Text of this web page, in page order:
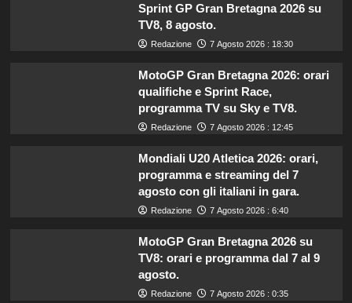
Sprint GP Gran Bretagna 2026 su
TV8, 8 agosto.
Redazione 7 Agosto 2026 : 18:30
MotoGP Gran Bretagna 2026: orari
qualifiche e Sprint Race,
programma TV su Sky e TV8.
Redazione 7 Agosto 2026 : 12:45
Mondiali U20 Atletica 2026: orari,
programma e streaming del 7
agosto con gli italiani in gara.
Redazione 7 Agosto 2026 : 6:40
MotoGP Gran Bretagna 2026 su
TV8: orari e programma dal 7 al 9
agosto.
Redazione 7 Agosto 2026 : 0:35